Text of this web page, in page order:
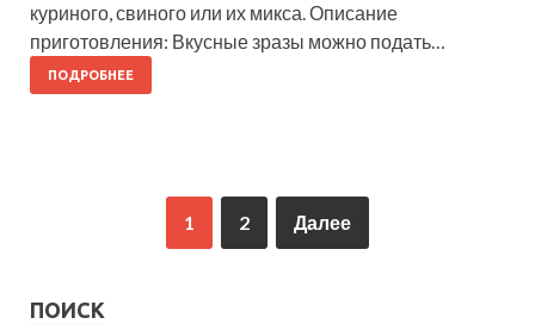
куриного, свиного или их микса. Описание
приготовления: Вкусные зразы можно подать…
ПОДРОБНЕЕ
1 2 Далее
ПОИСК